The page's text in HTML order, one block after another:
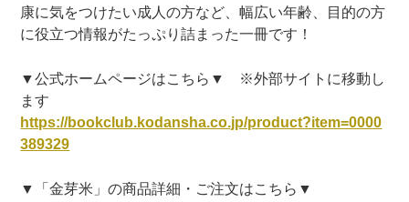
康に気をつけたい成人の方など、幅広い年齢、目的の方
に役立つ情報がたっぷり詰まった一冊です！
▼公式ホームページはこちら▼ ※外部サイトに移動し
ます
https://bookclub.kodansha.co.jp/product?item=0000
389329
▼「金芽米」の商品詳細・ご注文はこちら▼